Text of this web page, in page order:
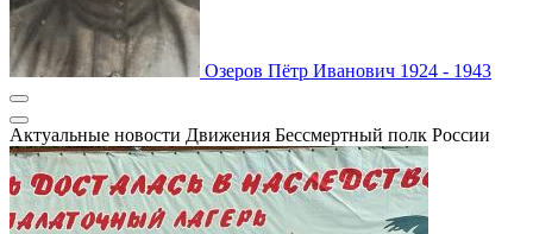
Озеров Пётр Иванович 1924 - 1943
Актуальные новости Движения Бессмертный полк России